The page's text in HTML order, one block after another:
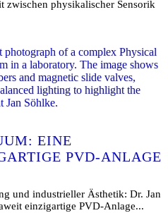
zwischen physikalischer Sensorik
EINE
PVD-ANLAGE
und industrieller Ästhetik: Dr. Jan
einzigartige PVD-Anlage...